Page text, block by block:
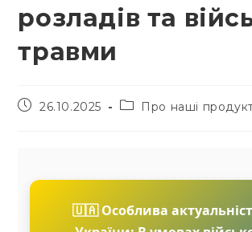
розладів та
травми
Запис26.10.2025
Категорія
Про наші
🇺🇦 Особлива